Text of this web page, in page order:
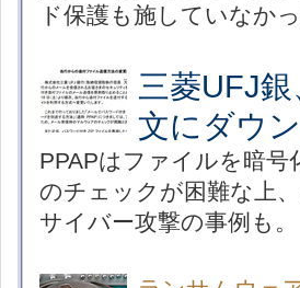
ド保護も施していなか
三菱UFJ
文にダウ
PPAPはファイルを暗
のチェックが困難な上
サイバー攻撃の事例も。